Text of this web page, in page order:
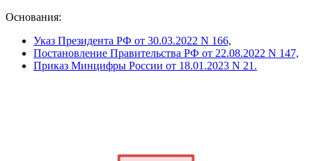
Основания:
Указ Президента РФ от 30.03.2022 N 166,
Постановление Правительства РФ от 22.08.2022 N 147,
Приказ Минцифры России от 18.01.2023 N 21.